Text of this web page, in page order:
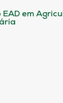
em